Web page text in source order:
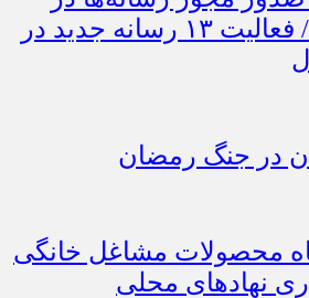
خراسان شمالی / فعالیت ۱۳ رسانه جدید در
در جنگ رمضان
محصولات مشاغل خانگی
نهادهای محلی